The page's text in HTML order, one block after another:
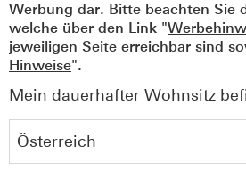
Werbung dar. Bitte beachten Sie
welche über den Link "
jeweiligen Seite erreichbar sind
Hinweise".
Mein dauerhafter Wohnsitz